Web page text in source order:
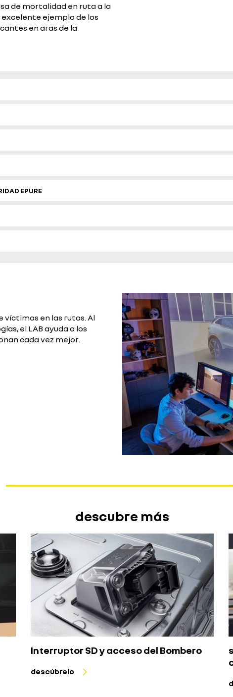
de mortalidad en ruta a la
ejemplo de los
en aras de la
EPURE
víctimas en las rutas. Al
el LAB ayuda a los
cada vez mejor.
descubre más
Interruptor SD y acceso del Bombero
descúbrelo